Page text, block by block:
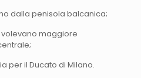
dalla penisola balcanica;
volevano maggiore
per il Ducato di Milano.